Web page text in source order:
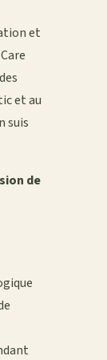
et
et au
suis
de